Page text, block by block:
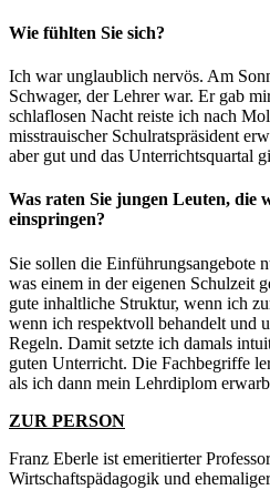
Wie fühlten Sie sich?
Ich war unglaublich nervös. Am
Schwager, der Lehrer war. Er gab
schlaflosen Nacht reiste ich nach
misstrauischer Schulratspräsident
aber gut und das Unterrichtsquartal
Was raten Sie jungen Leuten, die
einspringen?
Sie sollen die Einführungsangebote
was einem in der eigenen Schulzeit
gute inhaltliche Struktur, wenn ich
wenn ich respektvoll behandelt und
Regeln. Damit setzte ich damals
guten Unterricht. Die Fachbegriffe
als ich dann mein Lehrdiplom
ZUR PERSON
Franz Eberle ist emeritierter
Wirtschaftspädagogik und